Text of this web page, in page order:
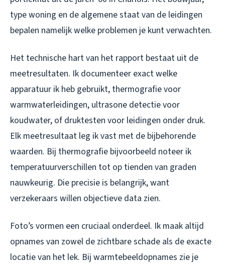
type woning en de algemene staat van de leidingen
bepalen namelijk welke problemen je kunt verwachten.
Het technische hart van het rapport bestaat uit de
meetresultaten. Ik documenteer exact welke
apparatuur ik heb gebruikt, thermografie voor
warmwaterleidingen, ultrasone detectie voor
koudwater, of druktesten voor leidingen onder druk.
Elk meetresultaat leg ik vast met de bijbehorende
waarden. Bij thermografie bijvoorbeeld noteer ik
temperatuurverschillen tot op tienden van graden
nauwkeurig. Die precisie is belangrijk, want
verzekeraars willen objectieve data zien.
Foto’s vormen een cruciaal onderdeel. Ik maak altijd
opnames van zowel de zichtbare schade als de exacte
locatie van het lek. Bij warmtebeeldopnames zie je